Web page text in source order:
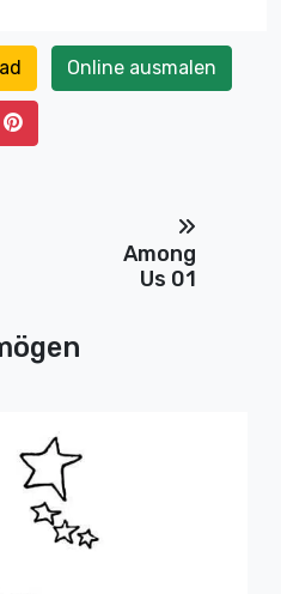
Online ausmalen
Among
Us 01